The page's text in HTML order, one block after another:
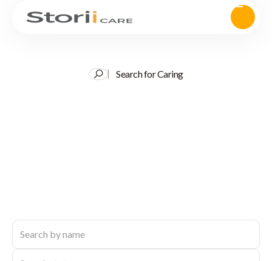
Search for Caring